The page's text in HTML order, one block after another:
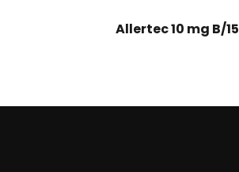
Allertec 10 mg B/15